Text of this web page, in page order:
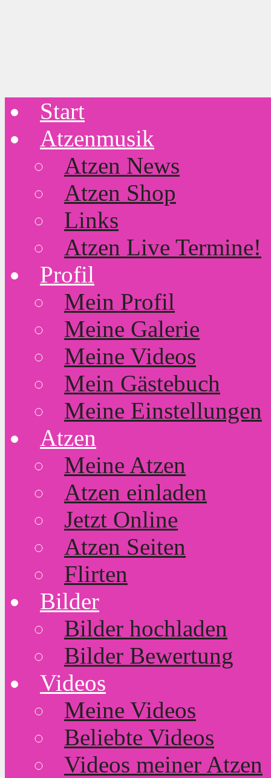
Start
Atzenmusik
Atzen News
Atzen Shop
Links
Atzen Live Termine!
Profil
Mein Profil
Meine Galerie
Meine Videos
Mein Gästebuch
Meine Einstellungen
Atzen
Meine Atzen
Atzen einladen
Jetzt Online
Atzen Seiten
Flirten
Bilder
Bilder hochladen
Bilder Bewertung
Videos
Meine Videos
Beliebte Videos
Videos meiner Atzen